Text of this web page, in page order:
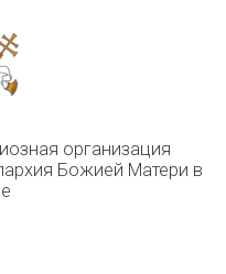
организация
Божией Матери в